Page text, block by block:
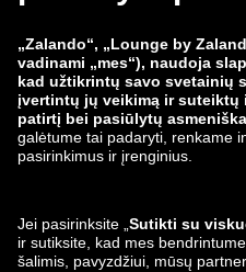
zalando-lounge.lt
zalando-lounge.ro
zalando-lounge.lu